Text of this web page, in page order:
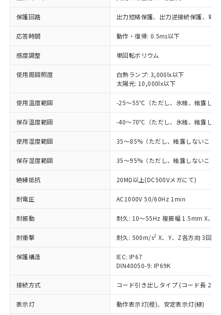
保護回路 出力短絡保護、出力逆接続保護、電
応答時間 動作・復帰: 0.5ms以下
感度調整 単回転ボリウム
使用周囲照度
白熱ランプ: 3,000lx以下
太陽光: 10,000lx以下
使用温度範囲 -25～55℃（ただし、氷結、結露しな
保存温度範囲 -40～70℃（ただし、氷結、結露しな
使用湿度範囲 35～85%（ただし、結露しないこと
保存湿度範囲 35～95%（ただし、結露しないこと
絶縁抵抗 20MΩ以上(DC500Vメガにて)
耐電圧 AC1000V 50/60Hz 1min
耐振動 耐久: 10～55Hz 複振幅 1.5mm X、Y
耐衝撃 耐久: 500m/s2 X、Y、Z各方向 3回
保護構造
IEC: IP67
DIN40050-9: IP69K
接続方式 コード引き出しタイプ (コード長 2m)
表示灯 動作表示灯(橙)、安定表示灯(緑)
ご利用条件
以下の条件をお読みいただき、同意のうえ
ご利用ください。
商品の当社在庫状況および標準価格
(税抜)を提供させていただくもので
当社制御機器事業取扱商品の中には、
本サービスの対象外となる商品もある
ことをご了承ください。
在庫状況および標準価格照会結果は、
記載している更新日時点での社内デー
タに基づき作成されるものであり、閲
覧された時点での実際の在庫および標
準価格とは異なる場合があることをご
※1 対応状況
対応済み：EU RoHS指令（10物質）の
非含有に対応した製品が提供可能な商品で
対応予定：EU RoHS指令（10物質）の非含
有に対応した製品に切り替える予定のある
商品です。
対応予定なし：EU RoHS指令（10物質）の
非含有に非対応の商品で、対応品を出す予
定はありません。
調査・確認中：EU RoHS指令（10物質）の
非含有の対応状況を調査中または確認中の
非該当品：ライセンス料など無形物で、有
害物質有無と関係のない商品です。
仕入先様の事情により、非含有部品として
むを得ず変更することがあります。
*EU RoHS指令（10物質）：
鉛(Pb) 1000ppm以下、 水銀(Hg) 1000ppm以下、 カド
六価クロム(Cr(Ⅵ)) 1000ppm以下、ポリ臭化ビフェニル
※1 中国RoHS○×表
「○」：最大均質材料含有率が中国RoHSの
基準値以下であることを示します。
「×」：最大均質材料含有率が中国RoHSの
基準値を超えていることを示します。
「－」：未確認です。当社販売部門へお問
Cr(Ⅵ)(六価クロム) : 1000ppm、 PBBs(ポリ臭化ビフェ
当社は、これら貴社製品のうち、外国
為替および外国貿易法に定める商品
（以下｢規制貨物等」という）を輸出
または国外への提供する場合は、日本
国政府の輸出許可(または役務取引許
可)を取得するなどの必要な手続きを